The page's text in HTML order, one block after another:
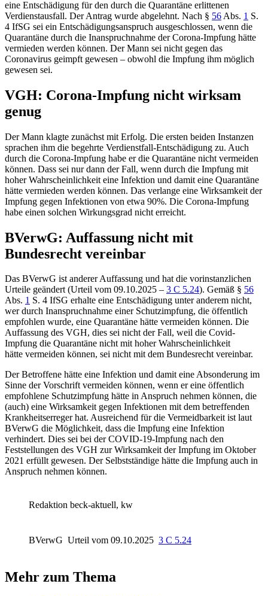
eine Entschädigung für den durch die Quarantäne erlittenen
Verdienstausfall. Der Antrag wurde abgelehnt. Nach § 56 Abs. 1 S.
4 IfSG sei ein Entschädigungsanspruch ausgeschlossen, wenn die
Quarantäne durch die Inanspruchnahme der Corona-Impfung hätte
vermieden werden können. Der Mann sei nicht gegen das
Coronavirus geimpft gewesen – obwohl die Impfung ihm möglich
gewesen sei.
VGH: Corona-Impfung nicht wirksam
genug
Der Mann klagte zunächst mit Erfolg. Die ersten beiden Instanzen
sprachen ihm die begehrte Verdienstfall-Entschädigung zu. Auch
durch die Corona-Impfung habe er die Quarantäne nicht vermeiden
können. Dass sei nur dann der Fall, wenn durch die Impfung mit
hoher Wahrscheinlichkeit eine Infektion und damit eine Quarantäne
hätte vermieden werden können. Das verlange eine Wirksamkeit der
Impfung gegen Infektionen von etwa 90%. Die Corona-Impfung
habe einen solchen Wirkungsgrad nicht erreicht.
BVerwG: Auffassung nicht mit
Bundesrecht vereinbar
Das BVerwG ist anderer Auffassung und hat die vorinstanzlichen
Urteile geändert (Urteil vom 09.10.2025 – 3 C 5.24). Gemäß § 56
Abs. 1 S. 4 IfSG erhalte eine Entschädigung unter anderem nicht,
wer durch Inanspruchnahme einer Schutzimpfung, die öffentlich
empfohlen wurde, eine Quarantäne hätte vermeiden können. Die
Auffassung des VGH, dies sei nicht der Fall, weil die Covid-
Impfung die Quarantäne nicht mit hoher Wahrscheinlichkeit
hätte vermeiden können, sei nicht mit dem Bundesrecht vereinbar.
Der Betroffene hätte eine Infektion und damit eine Absonderung im
Sinne der Vorschrift vermeiden können, wenn er eine öffentlich
empfohlene Schutzimpfung hätte in Anspruch nehmen können, die
(auch) eine Wirksamkeit gegen Infektionen mit dem betreffenden
Krankheitserreger hat. Ausreichend für die Vermeidbarkeit ist laut
BVerwG die Möglichkeit, dass die Impfung eine Infektion
verhindert. Dies sei bei der COVID-19-Impfung nach den
Feststellungen des VGH zur Wirksamkeit der Impfung im Oktober
2021 erfüllt gewesen. Der Selbstständige hätte die Impfung auch in
Anspruch nehmen können.
Redaktion beck-aktuell, kw
BVerwG Urteil vom 09.10.2025 3 C 5.24
Mehr zum Thema